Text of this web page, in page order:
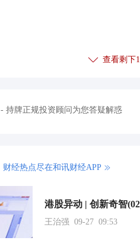
查看剩下
- 持牌正规投资顾问为您答疑解惑
财经热点尽在和讯财经APP
王治强 09-27 09:53